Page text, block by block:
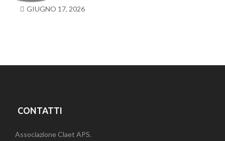
GIUGNO 17, 2026
CONTATTI
Associazione Claet APS.